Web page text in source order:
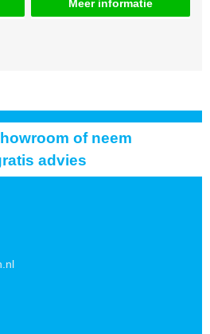
Meer informatie
of neem
advies